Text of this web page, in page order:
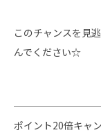
このチャンスを見
んでください☆
ポイント20倍キャ